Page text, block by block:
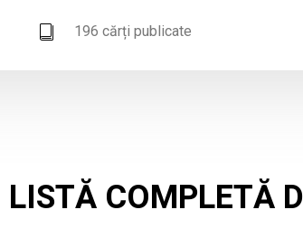
196 cărți publicate
LISTĂ COMPLETĂ